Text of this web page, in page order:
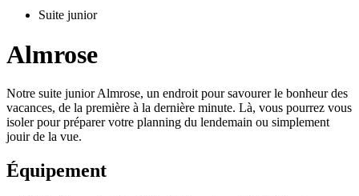
Suite junior
Almrose
Notre suite junior Almrose, un endroit pour savourer le bonheur des
vacances, de la première à la dernière minute. Là, vous pourrez vous
isoler pour préparer votre planning du lendemain ou simplement
jouir de la vue.
Équipement